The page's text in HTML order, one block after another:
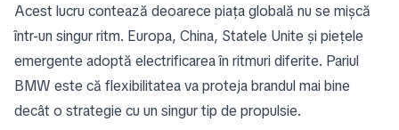
Acest lucru contează deoarece piața globală nu se mișcă
într-un singur ritm. Europa, China, Statele Unite și piețele
emergente adoptă electrificarea în ritmuri diferite. Pariul
BMW este că flexibilitatea va proteja brandul mai bine
decât o strategie cu un singur tip de propulsie.